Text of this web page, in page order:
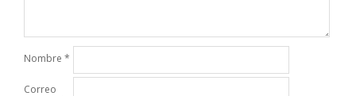
Nombre *
Correo